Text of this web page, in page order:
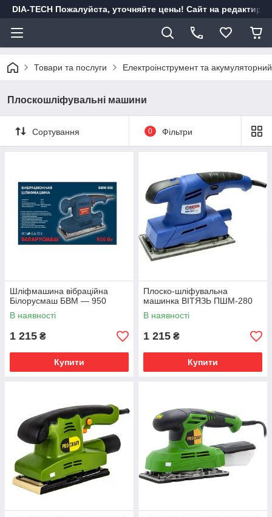
DIA-TECH Пожалуйста, уточняйте цены! Сайт на
Товари та послуги Електроінструмент та
Плоскошліфувальні машини
Сортування 0 Фільтри
Шліфмашина вібраційна
Білорусмаш БВМ — 950
В наявності
1 215 ₴
Купити
Плоско-шліфувальна
машинка ВІТЯЗЬ ПШМ-280
В наявності
1 215 ₴
Купити